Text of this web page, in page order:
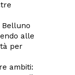
Belluno
alle
per
ambiti: